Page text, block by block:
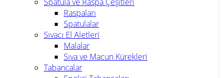
Raspaları
Spatulalar
Sıvacı El Aletleri
Malalar
Sıva ve Macun Kürekleri
Tabancalar